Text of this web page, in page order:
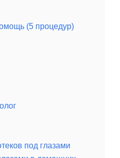
(5 процедур)
под глазами